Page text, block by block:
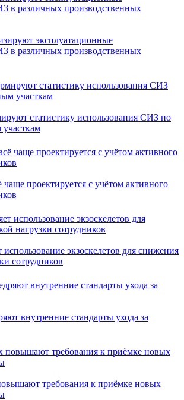
эксплуатационные
в различных производственных
статистику использования СИЗ по
чаще проектируется с учётом активного
экзоскелетов для снижения
сотрудников
внутренние стандарты ухода за
требования к приёмке новых